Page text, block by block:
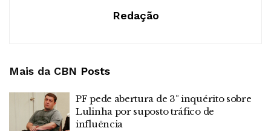
Redação
Mais da CBN Posts
PF pede abertura de 3º inquérito sobre
Lulinha por suposto tráfico de
influência